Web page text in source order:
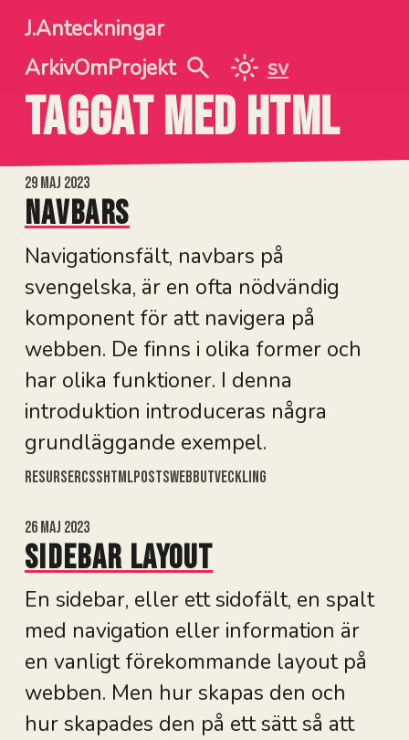
Hoppa till sidans huvudinnehåll
J.Anteckningar
ArkivOmProjekt SÖK VÄXLA MELLAN
sv
Taggatmedhtml
29 maj 2023
Navbars
Navigationsfält, navbars på
svengelska, är en ofta nödvändig
komponent för att navigera på
webben. De finns i olika former och
har olika funktioner. I denna
introduktion introduceras några
grundläggande exempel.
ResurserCssHtmlPostsWebbutveckling
26 maj 2023
Sidebar layout
En sidebar, eller ett sidofält, en spalt
med navigation eller information är
en vanligt förekommande layout på
webben. Men hur skapas den och
hur skapades den på ett sätt så att